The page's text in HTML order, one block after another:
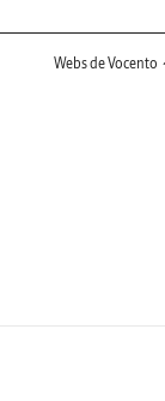
Webs de Vocento